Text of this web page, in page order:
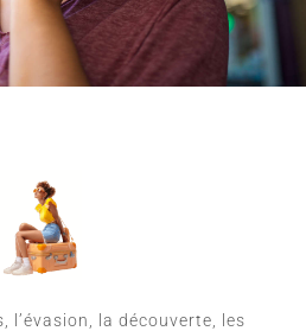
l’évasion, la découverte, les